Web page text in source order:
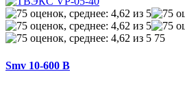
75
Smv 10-600 B